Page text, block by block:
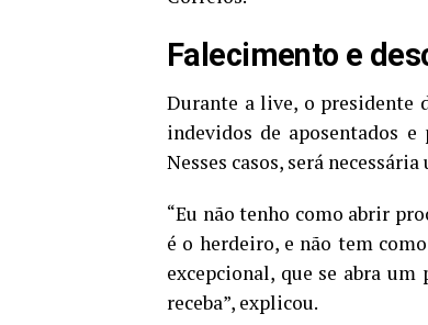
Falecimento e
Durante a live, o presidente
indevidos de aposentados
Nesses casos, será
“Eu não tenho como abrir
é o herdeiro, e não tem
excepcional, que se abra
receba”, explicou.